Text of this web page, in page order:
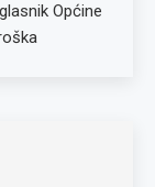
Općine